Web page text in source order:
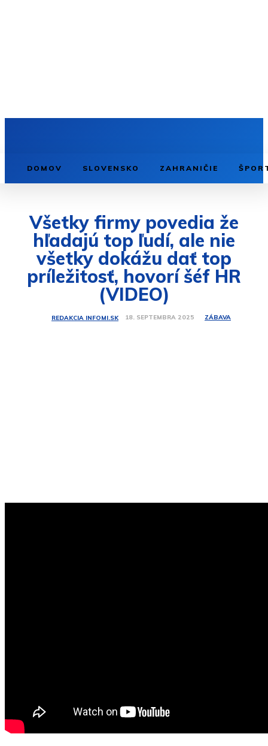
DOMOV SLOVENSKO ZAHRANIČIE
Všetky firmy povedia že
hľadajú top ľudí, ale nie
všetky dokážu dať top
príležitosť, hovorí šéf HR
(VIDEO)
REDAKCIA INFOMI.SK 18. SEPTEMBRA 2025 ZÁBAVA